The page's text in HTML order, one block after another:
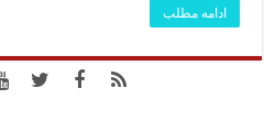
ادامه مطلب